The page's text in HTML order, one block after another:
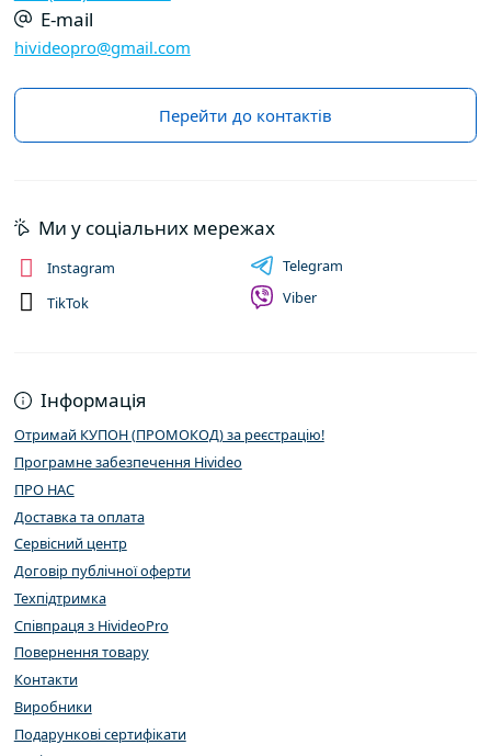
E-mail
hivideopro@gmail.com
Перейти до контактів
Інформація
Отримай КУПОН (ПРОМОКОД) за реєстрацію!
Програмне забезпечення Hivideo
ПРО НАС
Доставка та оплата
Сервісний центр
Договір публічної оферти
Техпідтримка
Співпраця з HivideoPro
Повернення товару
Контакти
Виробники
Подарункові сертифікати
Ми у соціальних мережах
Instagram
TikTok
Telegram
Viber